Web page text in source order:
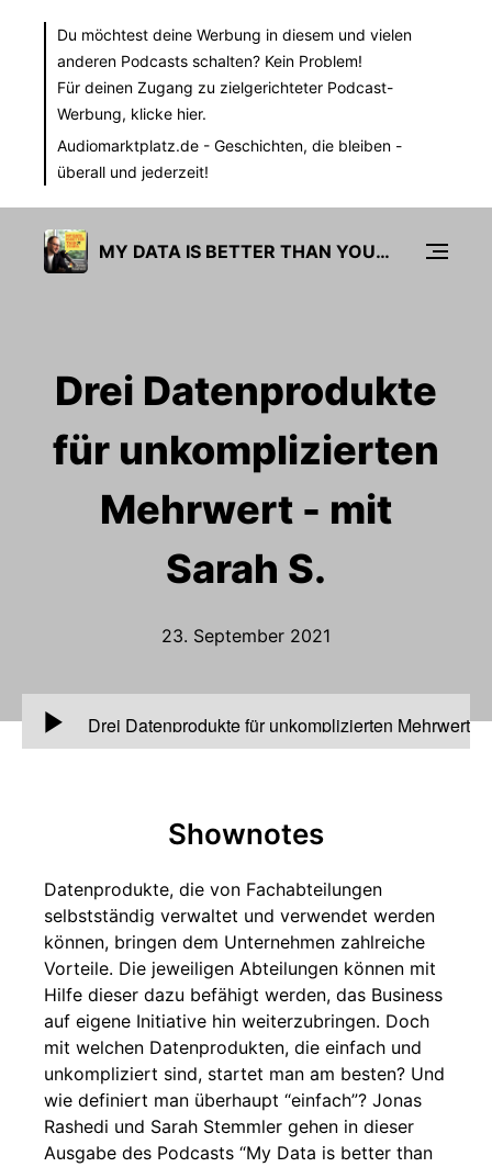
Du möchtest deine Werbung in diesem und vielen
anderen Podcasts schalten? Kein Problem!
Für deinen Zugang zu zielgerichteter Podcast-
Werbung, klicke hier.
Audiomarktplatz.de - Geschichten, die bleiben -
überall und jederzeit!
MY DATA IS BETTER THAN YOURS
Drei Datenprodukte
für unkomplizierten
Mehrwert - mit
Sarah S.
23. September 2021
00:00
Drei Datenprodukte für unkomplizierten Mehrwert
- mit Sarah S.
Shownotes
Datenprodukte, die von Fachabteilungen
selbstständig verwaltet und verwendet werden
können, bringen dem Unternehmen zahlreiche
Vorteile. Die jeweiligen Abteilungen können mit
Hilfe dieser dazu befähigt werden, das Business
auf eigene Initiative hin weiterzubringen. Doch
mit welchen Datenprodukten, die einfach und
unkompliziert sind, startet man am besten? Und
wie definiert man überhaupt “einfach”? Jonas
Rashedi und Sarah Stemmler gehen in dieser
Ausgabe des Podcasts “My Data is better than